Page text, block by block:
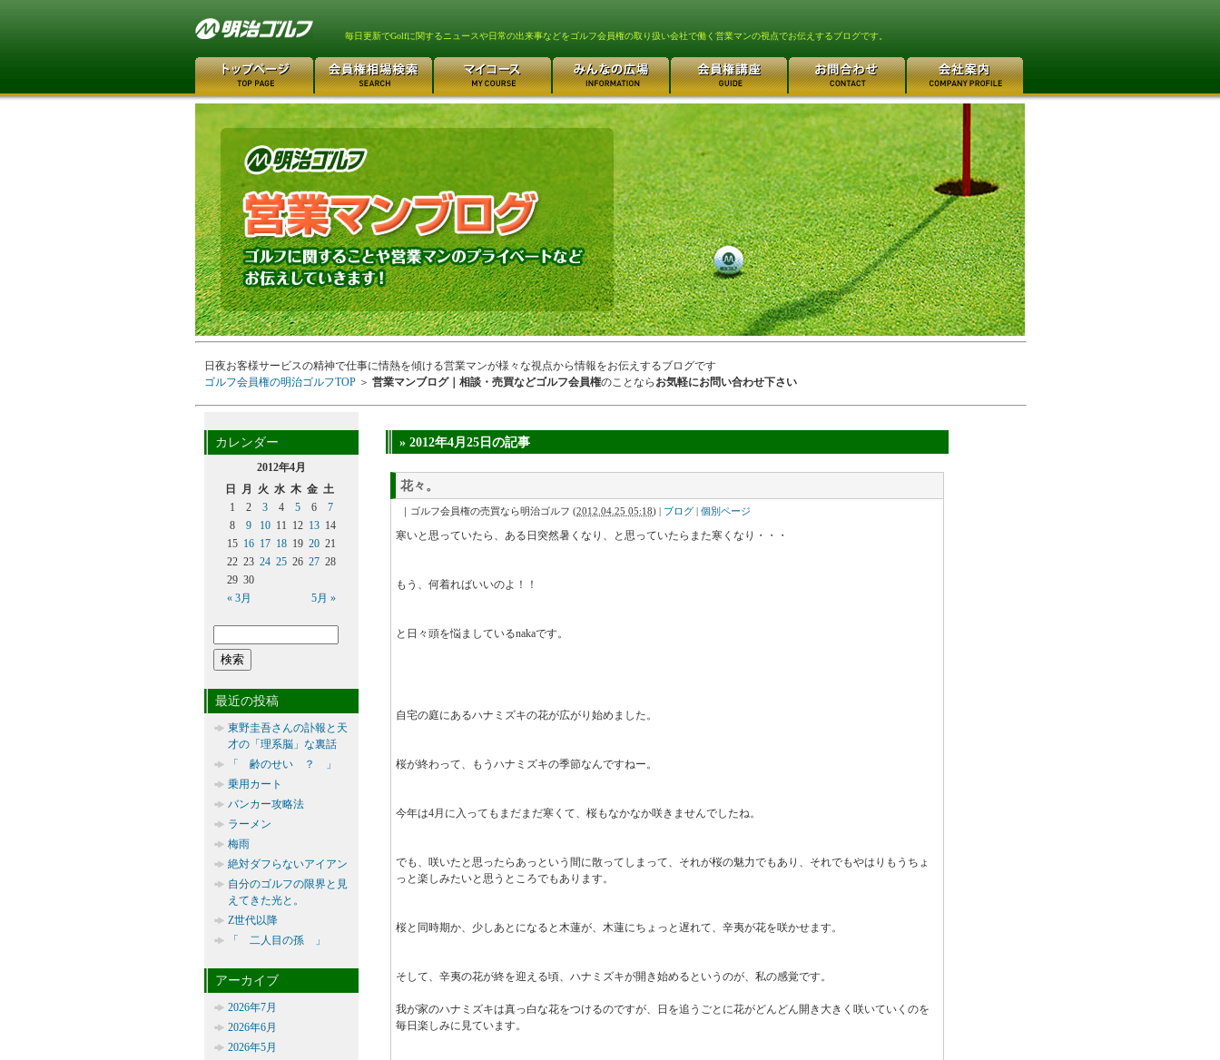
毎日更新でGolfに関するニュースや日常の出来事などをゴルフ会員権の取り扱い会社で働く営業マンの視点でお伝えするブログです。
日夜お客様サービスの精神で仕事に情熱を傾ける営業マンが様々な視点から情報をお伝えするブログです
ゴルフ会員権の明治ゴルフTOP ＞ 営業マンブログ｜相談・売買などゴルフ会員権のことなら お気軽にお問い合わせ下さい
» 2012年4月25日の記事
花々。
｜ゴルフ会員権の売買なら明治ゴルフ (2012.04.25 05:18) | ブログ | 個別ページ
寒いと思っていたら、ある日突然暑くなり、と思っていたらまた寒くなり・・・
もう、何着ればいいのよ！！
と日々頭を悩ましているnakaです。
自宅の庭にあるハナミズキの花が広がり始めました。
桜が終わって、もうハナミズキの季節なんですねー。
今年は4月に入ってもまだまだ寒くて、桜もなかなか咲きませんでしたね。
でも、咲いたと思ったらあっという間に散ってしまって、それが桜の魅力でもあり、それでもやはりもうちょ
っと楽しみたいと思うところでもあります。
桜と同時期か、少しあとになると木蓮が、木蓮にちょっと遅れて、辛夷が花を咲かせます。
そして、辛夷の花が終を迎える頃、ハナミズキが開き始めるというのが、私の感覚です。
我が家のハナミズキは真っ白な花をつけるのですが、日を追うごとに花がどんどん開き大きく咲いていくのを
毎日楽しみに見ています。
カレンダー
2012年4月
日
月 火 水 木 金 土
« 3月 5月 »
1 2 3 4 5 6
7
8
9 10 11 12 13 14
15 16 17 18 19 20 21
22 23 24 25 26 27 28
29 30
最近の投稿
東野圭吾さんの訃報と天
才の「理系脳」な裏話
「 齢のせい ？ 」
乗用カート
バンカー攻略法
ラーメン
梅雨
絶対ダフらないアイアン
自分のゴルフの限界と見
えてきた光と。
Z世代以降
「 二人目の孫 」
アーカイブ
2026年7月
2026年6月
2026年5月